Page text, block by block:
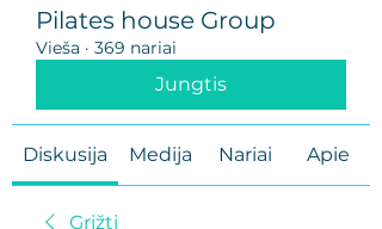
Pilates house Group
Vieša · 369 nariai
Jungtis
Diskusija Medija Nariai Apie
Grįžti